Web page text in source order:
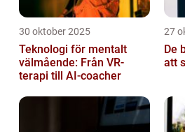
30 oktober 2025
Teknologi för mentalt
välmående: Från VR-
terapi till AI-coacher
27
De
att